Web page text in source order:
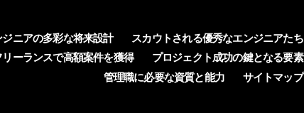
ジニアの多彩な将来設計
スカウトされる優秀なエンジニアたち
リーランスで高額案件を獲得
プロジェクト成功の鍵となる要素
管理職に必要な資質と能力
サイトマップ